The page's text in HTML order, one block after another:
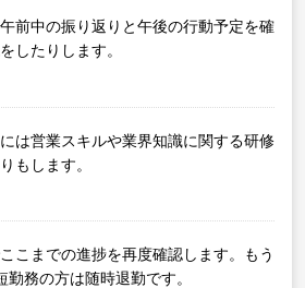
前中の振り返りと午後の行動予定を確
したりします。
は営業スキルや業界知識に関する研修
もします。
こまでの進捗を再度確認します。もう
務の方は随時退勤です。